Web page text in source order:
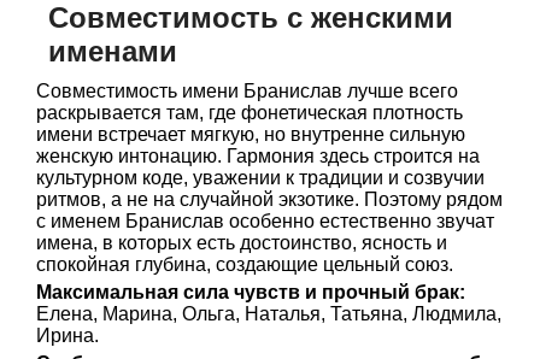
Совместимость с женскими
именами
Совместимость имени Бранислав лучше всего
раскрывается там, где фонетическая плотность
имени встречает мягкую, но внутренне сильную
женскую интонацию. Гармония здесь строится на
культурном коде, уважении к традиции и созвучии
ритмов, а не на случайной экзотике. Поэтому рядом
с именем Бранислав особенно естественно звучат
имена, в которых есть достоинство, ясность и
спокойная глубина, создающие цельный союз.
Максимальная сила чувств и прочный брак:
Елена, Марина, Ольга, Наталья, Татьяна, Людмила,
Ирина.